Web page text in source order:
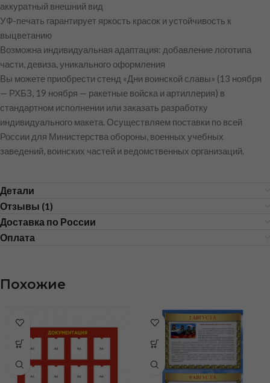
аккуратный внешний вид
УФ-печать гарантирует яркость красок и устойчивость к
выцветанию
Возможна индивидуальная адаптация: добавление логотипа
части, девиза, уникального оформления
Вы можете приобрести стенд «Дни воинской славы» (13 ноября
— РХБЗ, 19 ноября — ракетные войска и артиллерия) в
стандартном исполнении или заказать разработку
индивидуального макета. Осуществляем поставки по всей
России для Министерства обороны, военных учебных
заведений, воинских частей и ведомственных организаций.
Детали
Отзывы (1)
Доставка по России
Оплата
Похожие